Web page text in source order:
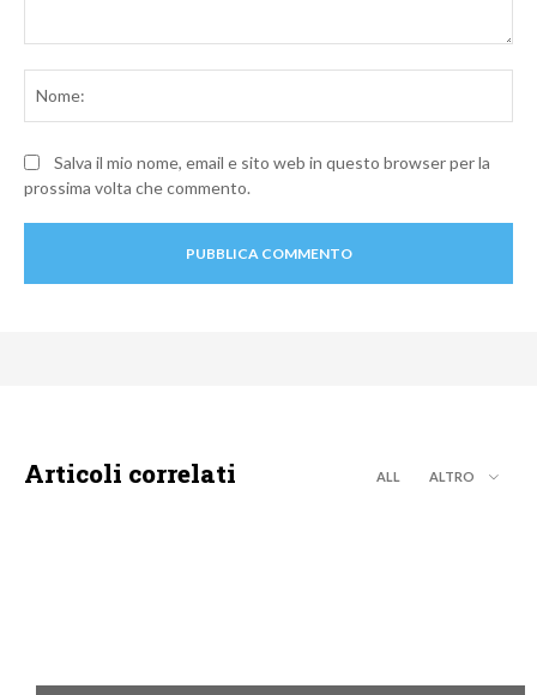
Salva il mio nome, email e sito web in questo browser per la
prossima volta che commento.
Articoli correlati ALL ALTRO